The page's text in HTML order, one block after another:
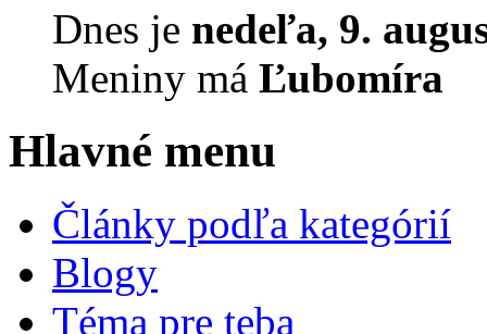
Dnes je nedeľa, 9.
Meniny má Ľubomíra
Hlavné menu
Články podľa kategórií
Blogy
Téma pre teba